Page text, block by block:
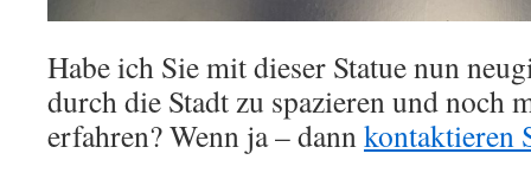
Habe ich Sie mit dieser Statue nun
durch die Stadt zu spazieren und noch
erfahren? Wenn ja – dann kontaktieren